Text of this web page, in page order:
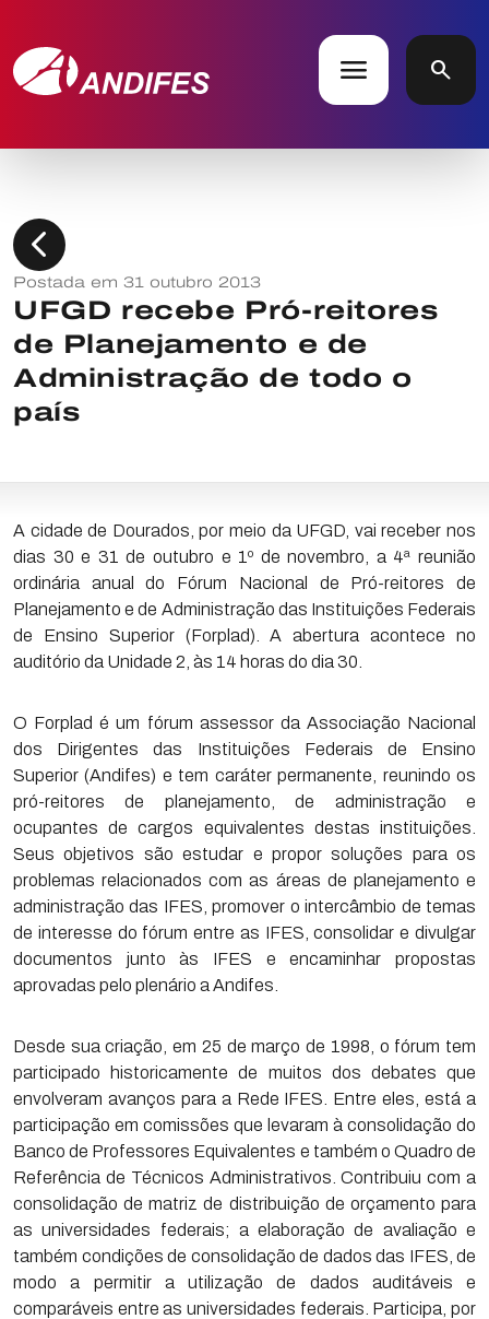
menu search
chevron_left
Postada em 31 outubro 2013
UFGD recebe Pró-reitores
de Planejamento e de
Administração de todo o
país
A cidade de Dourados, por meio da UFGD, vai receber nos
dias 30 e 31 de outubro e 1º de novembro, a 4ª reunião
ordinária anual do Fórum Nacional de Pró-reitores de
Planejamento e de Administração das Instituições Federais
de Ensino Superior (Forplad). A abertura acontece no
auditório da Unidade 2, às 14 horas do dia 30.
O Forplad é um fórum assessor da Associação Nacional
dos Dirigentes das Instituições Federais de Ensino
Superior (Andifes) e tem caráter permanente, reunindo os
pró-reitores de planejamento, de administração e
ocupantes de cargos equivalentes destas instituições.
Seus objetivos são estudar e propor soluções para os
problemas relacionados com as áreas de planejamento e
administração das IFES, promover o intercâmbio de temas
de interesse do fórum entre as IFES, consolidar e divulgar
documentos junto às IFES e encaminhar propostas
aprovadas pelo plenário a Andifes.
Desde sua criação, em 25 de março de 1998, o fórum tem
participado historicamente de muitos dos debates que
envolveram avanços para a Rede IFES. Entre eles, está a
participação em comissões que levaram à consolidação do
Banco de Professores Equivalentes e também o Quadro de
Referência de Técnicos Administrativos. Contribuiu com a
consolidação de matriz de distribuição de orçamento para
as universidades federais; a elaboração de avaliação e
também condições de consolidação de dados das IFES, de
modo a permitir a utilização de dados auditáveis e
comparáveis entre as universidades federais. Participa, por